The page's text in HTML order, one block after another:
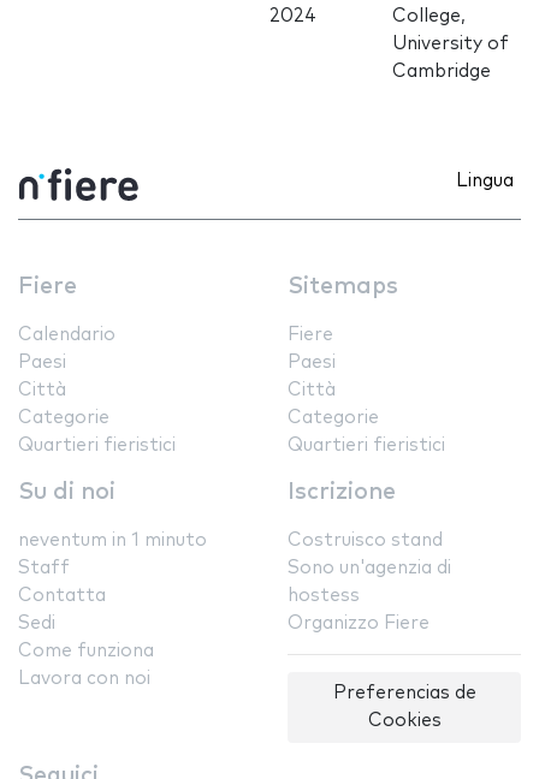
2024
College,
University of
Cambridge
Lingua
Fiere
Calendario
Paesi
Città
Categorie
Quartieri fieristici
Sitemaps
Fiere
Paesi
Città
Categorie
Quartieri fieristici
Su di noi
neventum in 1 minuto
Staff
Contatta
Sedi
Come funziona
Lavora con noi
Iscrizione
Costruisco stand
Sono un'agenzia di
hostess
Organizzo Fiere
Preferencias de
Cookies